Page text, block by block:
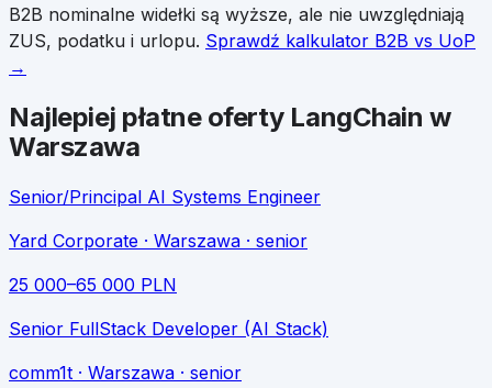
B2B nominalne widełki są wyższe, ale nie uwzględniają
ZUS, podatku i urlopu. Sprawdź kalkulator B2B vs UoP
→
Najlepiej płatne oferty LangChain w
Warszawa
Senior/Principal AI Systems Engineer
Yard Corporate · Warszawa · senior
25 000–65 000 PLN
Senior FullStack Developer (AI Stack)
comm1t · Warszawa · senior